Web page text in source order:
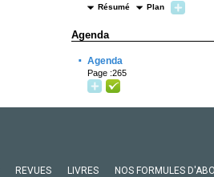
Résumé Plan
Agenda
· Agenda
Page :265
REVUES LIVRES NOS FORMULES